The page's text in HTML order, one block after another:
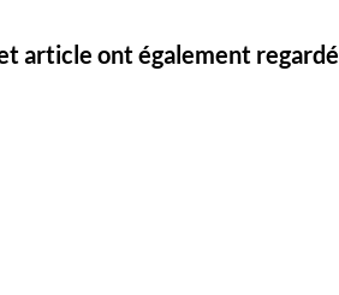
article ont également regardé